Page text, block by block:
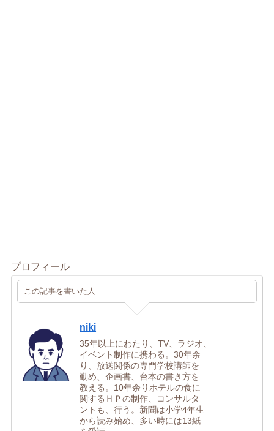
プロフィール
この記事を書いた人
niki
35年以上にわたり、TV、ラジオ、
イベント制作に携わる。30年余
り、放送関係の専門学校講師を
勤め、企画書、台本の書き方を
教える。10年余りホテルの食に
関するＨＰの制作、コンサルタ
ントも、行う。新聞は小学4年生
から読み始め、多い時には13紙